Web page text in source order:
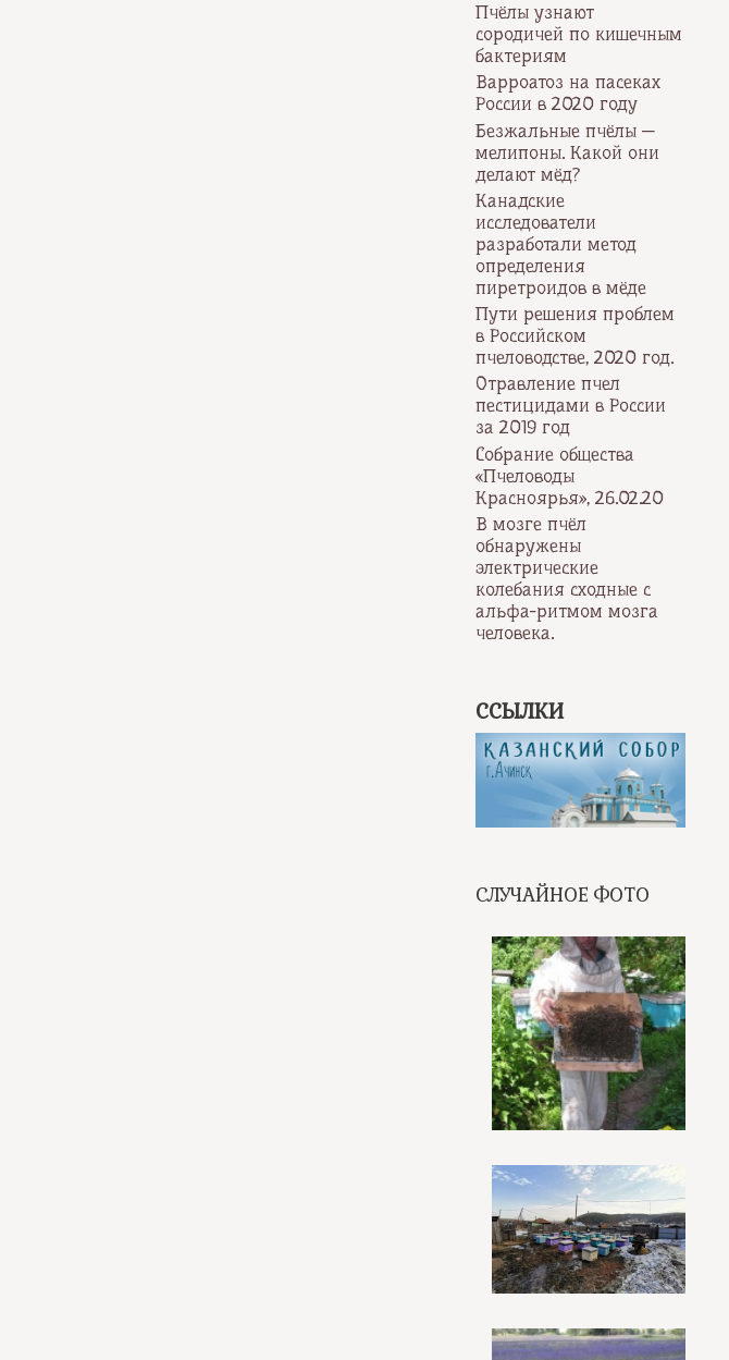
Пчёлы узнают
сородичей по кишечным
бактериям
Варроатоз на пасеках
России в 2020 году
Безжальные пчёлы —
мелипоны. Какой они
делают мёд?
Канадские
исследователи
разработали метод
определения
пиретроидов в мёде
Пути решения проблем
в Российском
пчеловодстве, 2020 год.
Отравление пчел
пестицидами в России
за 2019 год
Собрание общества
«Пчеловоды
Красноярья», 26.02.20
В мозге пчёл
обнаружены
электрические
колебания сходные с
альфа-ритмом мозга
человека.
ССЫЛКИ
СЛУЧАЙНОЕ ФОТО